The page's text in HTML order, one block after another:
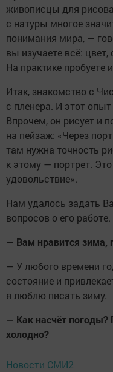
живописцы для
с натуры многое
понимания мира, —
вы изучаете всё:
На практике пробуете
Итак, знакомство с
с пленера. И этот
Впрочем, он рисует и
на пейзаж: «Через
там нужна точность
к этому — портрет.
удовольствие».
Нам удалось задать
вопросов о его работе.
— Вам нравится зима,
— У любого времени
состояние и
я люблю писать зиму.
— Как насчёт погоды?
холодно?
Новости СМИ2